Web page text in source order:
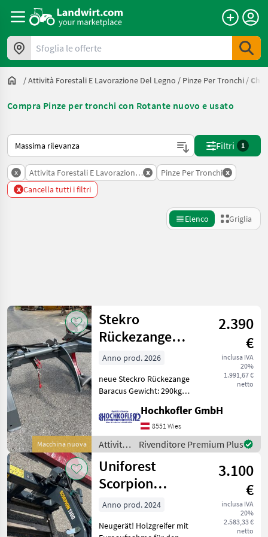
Sfoglia le offerte
/Attività Forestali E Lavorazione Del Legno / Pinze Per Tronchi /
Compra Pinze per tronchi con Rotante nuovo e usato
Ecco come viene ordinato su Landwirt.com
Filtri 1
x Attivita Forestali E Lavorazione Del Legno
x Pinze Per Tronchi x
x Cancella tutti i filtri
Elenco Griglia
ricerca
Categoria 3 Paese Filtri
PERCORSO
ATTUALE
Settore
forestale
Attivita
Forestali E
Lavorazione
Del Legno
Pinze
Per
Tronchi
SCEGLI
CATEGORIA
Reimposta
Mostra
109
risultati
Macchina nuova
Stekro
Rückezange
Baracus
2.390
€
inclusa IVA
20%
1.991,67 €
netto
Anno prod. 2026
neue Steckro Rückezange
Baracus Gewicht: 290kg
mind. Durchmessser:
140mm Lagernd und kann
sofort abg
Hochkofler GmbH
8551 Wies
Attività
forestali
e
lavorazione
del
legno /
Rivenditore Premium Plus
Uniforest
Scorpion
1300FL+V
3.100
€
inclusa IVA
20%
2.583,33 €
netto
Anno prod. 2024
Neugerät! Holzgreifer mit